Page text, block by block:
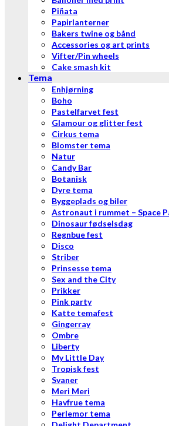
Piñata
Papirlanterner
Bakers twine og bånd
Accessories og art prints
Vifter/Pin wheels
Cake smash kit
Tema
Enhjørning
Boho
Pastelfarvet fest
Glamour og glitter fest
Cirkus tema
Blomster tema
Natur
Candy Bar
Botanisk
Dyre tema
Byggeplads og biler
Astronaut i rummet – Space
Dinosaur fødselsdag
Regnbue fest
Disco
Striber
Prinsesse tema
Sex and the City
Prikker
Pink party
Katte temafest
Gingerray
Ombre
Liberty
My Little Day
Tropisk fest
Svaner
Meri Meri
Havfrue tema
Perlemor tema